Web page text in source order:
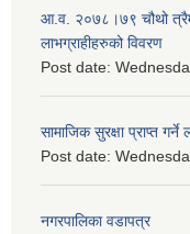
आ.व. २०७८।७९ चौथो
लाभग्राहीहरुको विवरण
Post date:
सामाजिक सुरक्षा प्राप्त
Post date:
नगरपालिका वडापत्र